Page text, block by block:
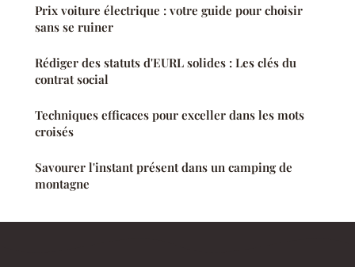
Prix voiture électrique : votre guide pour choisir
sans se ruiner
Rédiger des statuts d'EURL solides : Les clés du
contrat social
Techniques efficaces pour exceller dans les mots
croisés
Savourer l'instant présent dans un camping de
montagne